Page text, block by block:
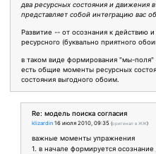
два ресурсных состояния и
представляет собой интеграцию вас
Развитие -- от осознания к действию
ресурсного (буквально приятного
в таком виде формирования "мы-поля"
есть общие моменты ресурсных
состояния выгодного обоим.
Re: модель поиска согласия
klizardin 16 июля 2010, 09:35 (оригинал в ЖЖ)
важные моменты упражнения
1. в начале формируется